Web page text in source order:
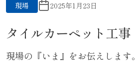
現場 2025年1月23日
タイルカーペット工事
現場の『いま』をお伝えします。